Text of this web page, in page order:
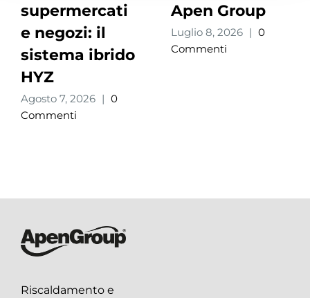
supermercati
e negozi: il
sistema ibrido
HYZ
Agosto 7, 2026 | 0
Commenti
Apen Group
Luglio 8, 2026 | 0
Commenti
Riscaldamento e